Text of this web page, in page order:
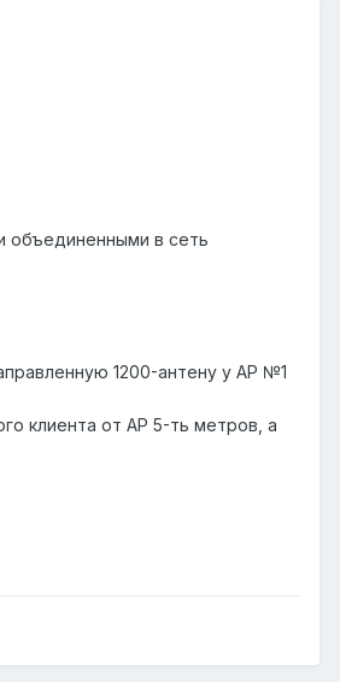
объединенными в сеть
1200-антену у АР №1
клиента от АР 5-ть метров, а